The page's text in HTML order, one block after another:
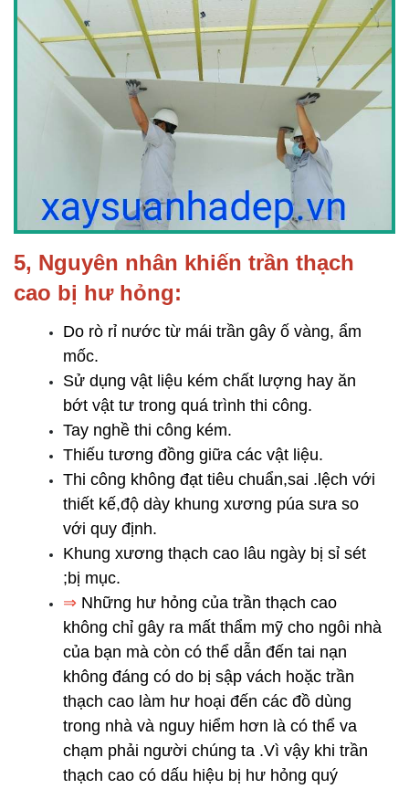
5, Nguyên nhân khiến trần thạch
cao bị hư hỏng:
Do rò rỉ nước từ mái trần gây ố vàng, ẩm
mốc.
Sử dụng vật liệu kém chất lượng hay ăn
bớt vật tư trong quá trình thi công.
Tay nghề thi công kém.
Thiếu tương đồng giữa các vật liệu.
Thi công không đạt tiêu chuẩn,sai .lệch với
thiết kế,độ dày khung xương púa sưa so
với quy định.
Khung xương thạch cao lâu ngày bị sỉ sét
;bị mục.
⇒ Những hư hỏng của trần thạch cao
không chỉ gây ra mất thẩm mỹ cho ngôi nhà
của bạn mà còn có thể dẫn đến tai nạn
không đáng có do bị sập vách hoặc trần
thạch cao làm hư hoại đến các đồ dùng
trong nhà và nguy hiểm hơn là có thể va
chạm phải người chúng ta .Vì vậy khi trần
thạch cao có dấu hiệu bị hư hỏng quý